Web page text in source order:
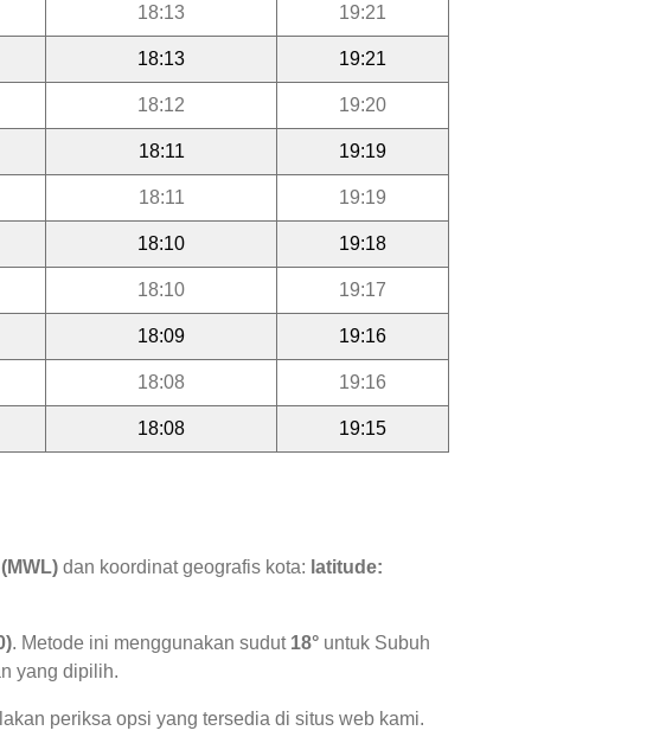
18:13 19:21
18:13 19:21
18:12 19:20
18:11 19:19
18:11 19:19
18:10 19:18
18:10 19:17
18:09 19:16
18:08 19:16
18:08 19:15
dan koordinat geografis kota: latitude:
. Metode ini menggunakan sudut 18° untuk Subuh
yang dipilih.
periksa opsi yang tersedia di situs web kami.